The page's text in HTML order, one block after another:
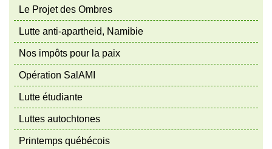
Le Projet des Ombres
Lutte anti-apartheid, Namibie
Nos impôts pour la paix
Opération SalAMI
Lutte étudiante
Luttes autochtones
Printemps québécois